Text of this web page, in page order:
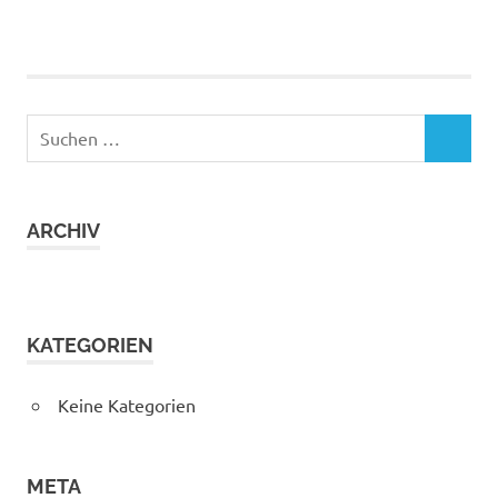
Suchen
ARCHIV
KATEGORIEN
Keine Kategorien
META